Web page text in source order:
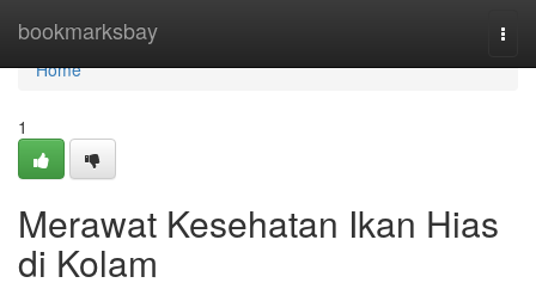
bookmarksbay
Home
Home
1
Merawat Kesehatan Ikan Hias
di Kolam